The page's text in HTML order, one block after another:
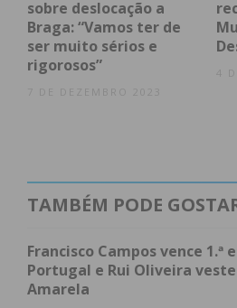
sobre deslocação a
Braga: “Vamos ter de
ser muito sérios e
rigorosos”
7 DE DEZEMBRO 2023
4
TAMBÉM PODE
Francisco Campos vence 1.ª
Portugal e Rui Oliveira
Amarela